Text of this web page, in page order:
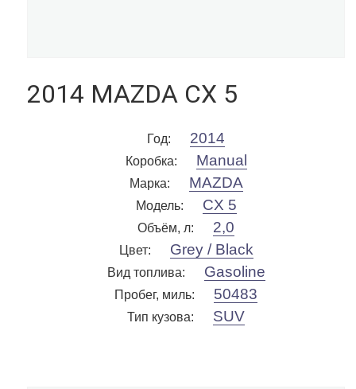
2014 MAZDA CX 5
Год: 2014
Коробка: Manual
Марка: MAZDA
Модель: CX 5
Объём, л: 2,0
Цвет: Grey / Black
Вид топлива: Gasoline
Пробег, миль: 50483
Тип кузова: SUV